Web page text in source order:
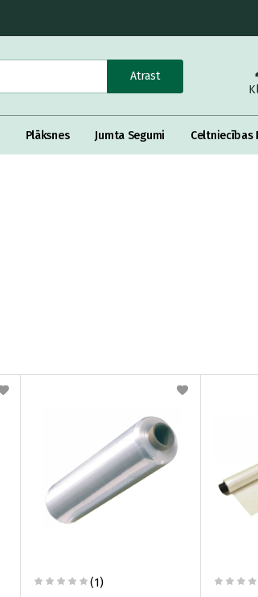
Atrast
Plāksnes Jumta Segumi Celtniecības
(1)